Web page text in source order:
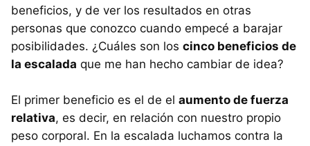
beneficios, y de ver los resultados en otras
personas que conozco cuando empecé a barajar
posibilidades. ¿Cuáles son los cinco beneficios de
la escalada que me han hecho cambiar de idea?
El primer beneficio es el de el aumento de fuerza
relativa, es decir, en relación con nuestro propio
peso corporal. En la escalada luchamos contra la